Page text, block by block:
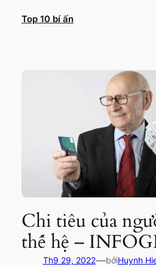
Top 10 bí ấn
Chi tiêu của
thế hệ –
Th9 29, 2022—bởiHuynh